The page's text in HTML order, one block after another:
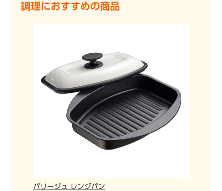
調理におすすめの商品
パリージュ レンジパン